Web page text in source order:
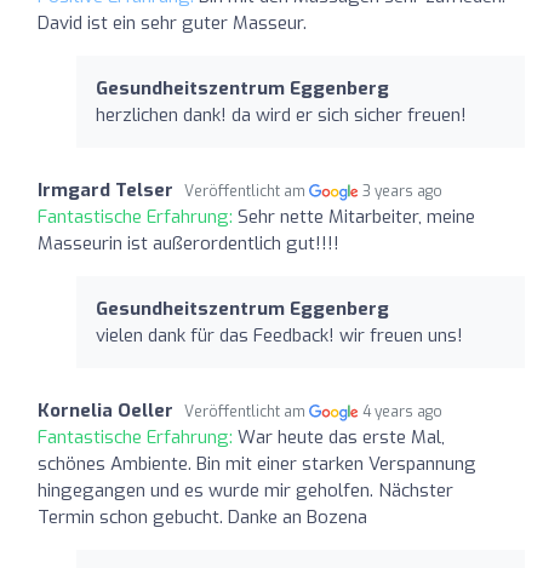
David ist ein sehr guter Masseur.
Gesundheitszentrum Eggenberg
herzlichen dank! da wird er sich sicher freuen!
Irmgard Telser Veröffentlicht am 3 years ago
Fantastische Erfahrung: Sehr nette Mitarbeiter, meine
Masseurin ist außerordentlich gut!!!!
Gesundheitszentrum Eggenberg
vielen dank für das Feedback! wir freuen uns!
Kornelia Oeller Veröffentlicht am 4 years ago
Fantastische Erfahrung: War heute das erste Mal,
schönes Ambiente. Bin mit einer starken Verspannung
hingegangen und es wurde mir geholfen. Nächster
Termin schon gebucht. Danke an Bozena